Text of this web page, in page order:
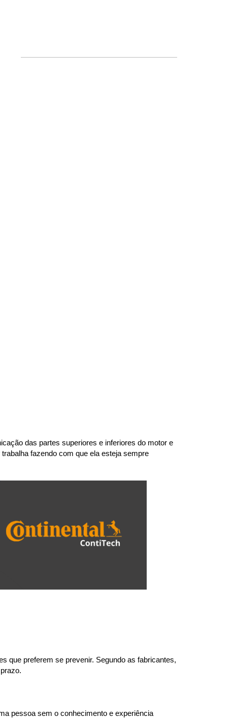
das partes superiores e inferiores do motor e
fazendo com que ela esteja sempre
que preferem se prevenir. Segundo as fabricantes,
pessoa sem o conhecimento e experiência